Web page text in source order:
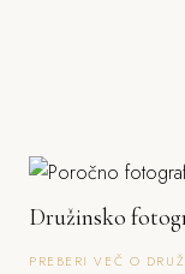
Družinsko
PREBERI VEČ O